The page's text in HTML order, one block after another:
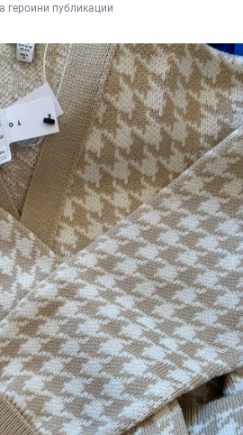
героини публикации